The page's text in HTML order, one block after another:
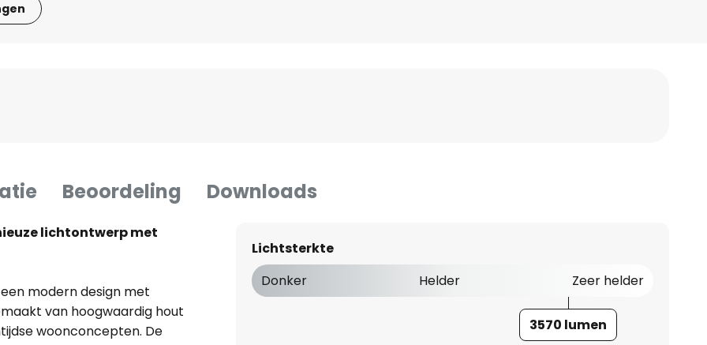
Beoordeling Downloads
lichtontwerp met
modern design met
van hoogwaardig hout
woonconcepten. De
Lichtsterkte
Donker
Helder Zeer helder
3570 lumen